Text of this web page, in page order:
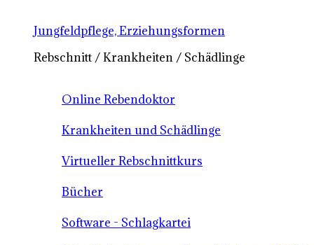
Jungfeldpflege, Erziehungsformen
Rebschnitt / Krankheiten / Schädlinge
Online Rebendoktor
Krankheiten und Schädlinge
Virtueller Rebschnittkurs
Bücher
Software - Schlagkartei